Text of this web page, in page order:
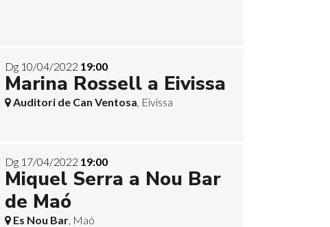
Dg 10/04/2022 19:00
Marina Rossell a Eivissa
Auditori de Can Ventosa , Eivissa
Dg 17/04/2022 19:00
Miquel Serra a Nou Bar
de Maó
Es Nou Bar , Maó